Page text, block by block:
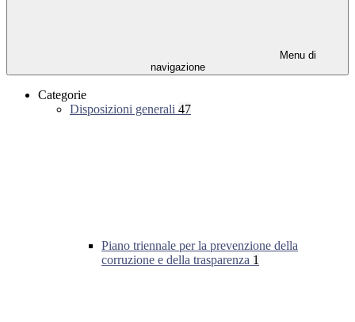
Menu di
navigazione
Categorie
Disposizioni generali 47
Piano triennale per la prevenzione della
corruzione e della trasparenza 1